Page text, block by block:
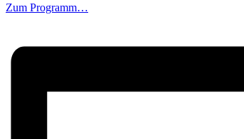
Zum Programm…